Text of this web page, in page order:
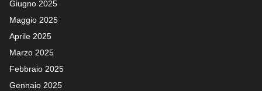
Giugno 2025
Maggio 2025
Aprile 2025
Marzo 2025
Febbraio 2025
Gennaio 2025